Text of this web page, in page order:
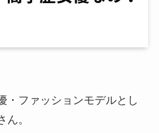
・ファッションモデルとし
。